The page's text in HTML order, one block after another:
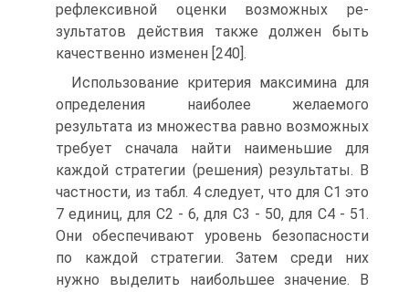
рефлексивной оценки возможных ре­
зультатов действия также должен быть
качественно изменен [240].
Использование критерия максимина для
определения наиболее желаемо­го
результата из множества равно возможных
требует сначала найти наи­меньшие для
каждой стратегии (решения) результаты. В
частности, из табл. 4 следует, что для С1 это
7 единиц, для С2 - 6, для С3 - 50, для С4 - 51.
Они обеспечивают уровень безопасности
по каждой стратегии. Затем среди них
нужно выделить наибольшее значение. В